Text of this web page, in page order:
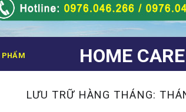
HOME CARE
PHẨM
LƯU TRỮ HÀNG THÁNG: